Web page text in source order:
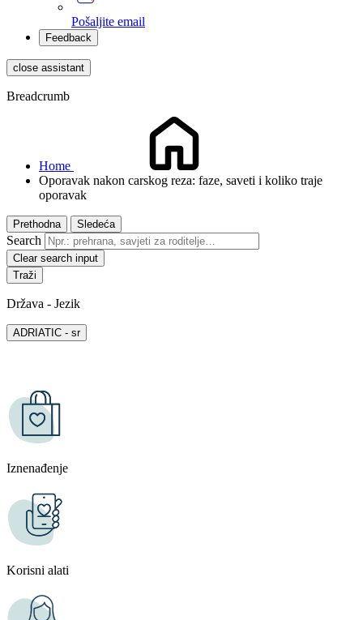
Pošaljite email
Feedback
close assistant
Breadcrumb
Home
Oporavak nakon carskog reza: faze, saveti i koliko traje
oporavak
Prethodna Sledeća
Search
Clear search input
Država - Jezik
ADRIATIC - sr
Iznenađenje
Korisni alati